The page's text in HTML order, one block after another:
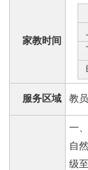
家教时间
服务区域 教
一
自
级